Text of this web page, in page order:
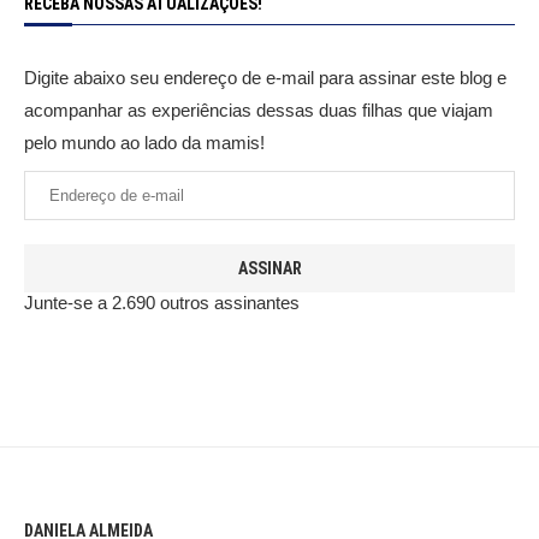
RECEBA NOSSAS ATUALIZAÇÕES!
Digite abaixo seu endereço de e-mail para assinar este blog e
acompanhar as experiências dessas duas filhas que viajam
pelo mundo ao lado da mamis!
ASSINAR
Junte-se a 2.690 outros assinantes
DANIELA ALMEIDA